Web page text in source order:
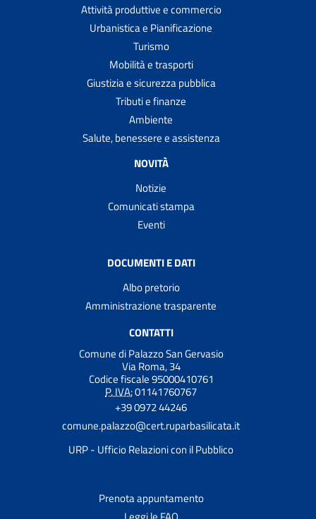
Attività produttive e commercio
Urbanistica e Pianificazione
Turismo
Mobilità e trasporti
Giustizia e sicurezza pubblica
Tributi e finanze
Ambiente
Salute, benessere e assistenza
NOVITÀ
Notizie
Comunicati stampa
Eventi
DOCUMENTI E DATI
Albo pretorio
Amministrazione trasparente
CONTATTI
Comune di Palazzo San Gervasio
Via Roma, 34
Codice fiscale 95000410761
P. IVA:01141760767
+39 0972 44246
comune.palazzo@cert.ruparbasilicata.it
URP - Ufficio Relazioni con il Pubblico
Prenota appuntamento